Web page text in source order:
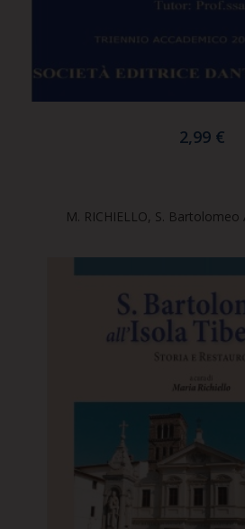
2,99 €
M. RICHIELLO, S.